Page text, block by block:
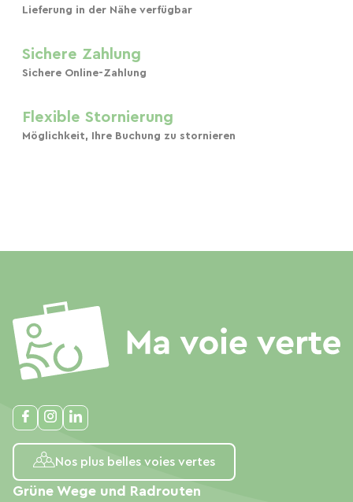
Lieferung in der Nähe verfügbar
Sichere Zahlung
Sichere Online-Zahlung
Flexible Stornierung
Möglichkeit, Ihre Buchung zu stornieren
Nos plus belles voies vertes
Grüne Wege und Radrouten